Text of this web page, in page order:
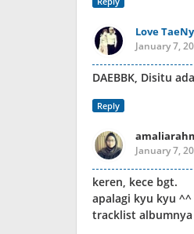
Love
January 7,
DAEBBK, Disitu
Reply
January 7,
keren, kece bgt.
apalagi kyu kyu ^^
tracklist